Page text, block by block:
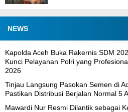
NEWS
Kapolda Aceh Buka Rakernis SDM
Kunci Pelayanan Polri yang
2026
Tinjau Langsung Pasokan Semen di
Pastikan Distribusi Berjalan Normal 5
Mawardi Nur Resmi Dilantik sebagai